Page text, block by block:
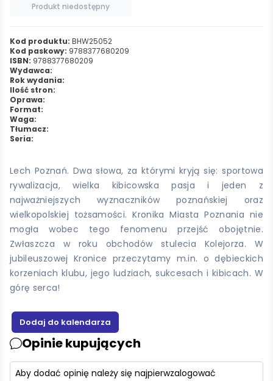
Produkt niedostępny
Kod produktu: BHW25052
Kod paskowy: 9788377680209
ISBN: 9788377680209
Wydawca:
Rok wydania:
Ilość stron:
Oprawa:
Format:
Waga:
Tłumacz:
Seria:
Lech Poznań. Dwa słowa, za którymi kryją się: sportowa
rywalizacja, wielka kibicowska pasja i jeden z
najważniejszych wyznaczników poznańskiej oraz
wielkopolskiej tożsamości. Kronika Miasta Poznania nie
mogła wobec tego fenomenu przejść obojętnie.
Zwłaszcza w roku obchodów stulecia Kolejorza. W
jubileuszowej Kronice przeczytamy m.in. o dębieckich
korzeniach klubu, jego ludziach, sukcesach i kibicach. W
górę serca!
Opinie kupujących
Aby dodać opinię należy się najpierwzalogować